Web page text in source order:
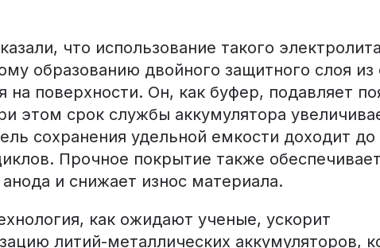
что использование такого
образованию двойного защитного слоя из
на поверхности. Он, как буфер, подавляет
этом срок службы аккумулятора
сохранения удельной емкости доходит
Прочное покрытие также обеспечивает
и снижает износ материала.
как ожидают ученые, ускорит
литий-металлических аккумуляторов,